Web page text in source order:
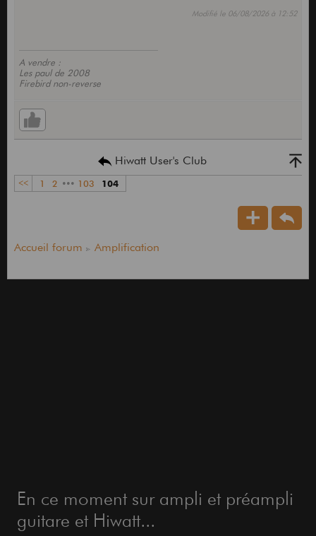
Modifié le 06/08/2026 à 12:52
A vendre :
Les paul de 2008
Firebird non-reverse
Hiwatt User's Club
<< 1 2 ••• 103 104
Accueil forum Amplification
En ce moment sur ampli et préampli
guitare et Hiwatt...